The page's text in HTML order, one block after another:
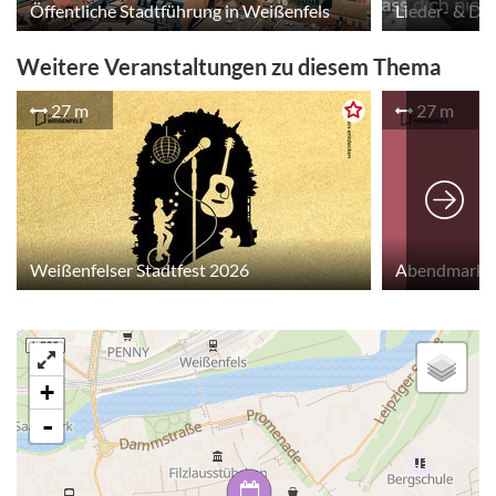
Öffentliche Stadtführung in Weißenfels Lieder- &
Weitere Veranstaltungen zu diesem Thema
27 m
Weißenfelser Stadtfest 2026
27 m
Abendmarkt
+
-